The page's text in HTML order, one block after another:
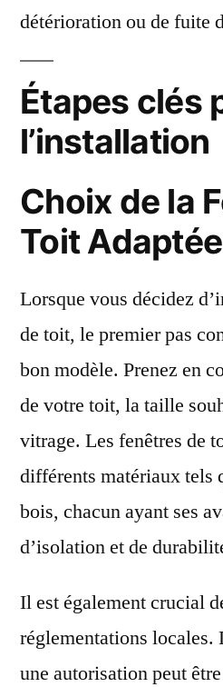
détérioration ou de fuite
Étapes clés
l’installation
Choix de la
Toit Adaptée
Lorsque vous décidez
de toit, le premier pas
bon modèle. Prenez en
de votre toit, la taille
vitrage. Les fenêtres de
différents matériaux tels
bois, chacun ayant ses
d’isolation et de
Il est également crucial
réglementations locales.
une autorisation peut